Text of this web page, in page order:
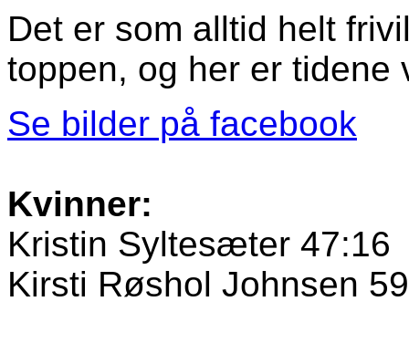
Det er som alltid helt
toppen, og her er tidene
Se bilder på facebook
Kvinner:
Kristin Syltesæter 47:16
Kirsti Røshol Johnsen